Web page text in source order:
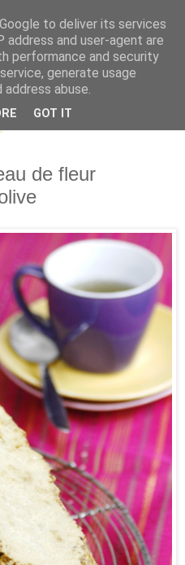
de fleur
to deliver its services
address and user-agent are
performance and security
generate usage
abuse.
GOT IT